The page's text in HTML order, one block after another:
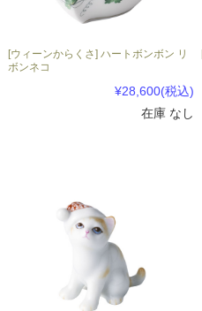
[ウィーンからくさ] ハートボンボン リ
ボンネコ
¥28,600(税込)
在庫 なし